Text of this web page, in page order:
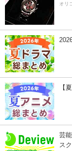
オリ
【
芸
ス